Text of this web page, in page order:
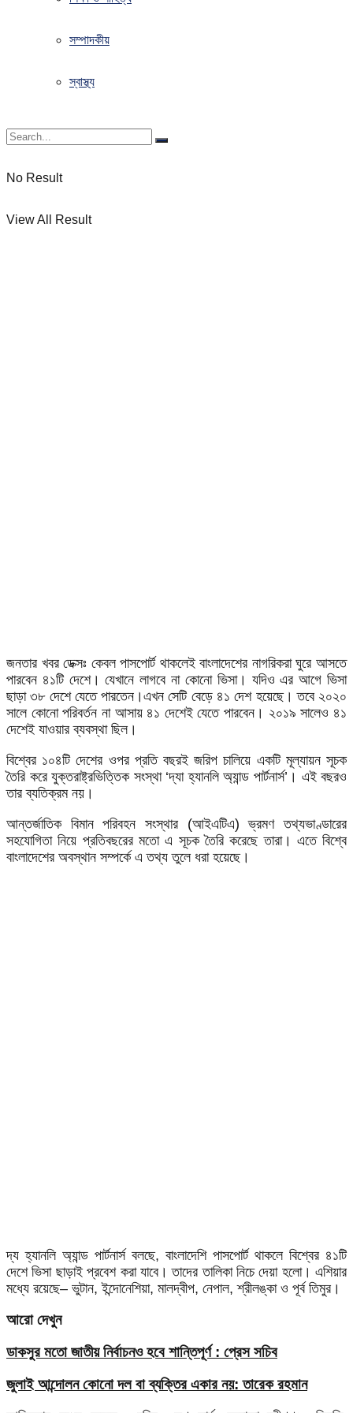
সম্পাদকীয়
স্বাস্থ্য
No Result
View All Result
জনতার খবর ডেক্সঃ কেবল পাসপোর্ট থাকলেই বাংলাদেশের নাগরিকরা ঘুরে আসতে
পারবেন ৪১টি দেশে। যেখানে লাগবে না কোনো ভিসা। যদিও এর আগে ভিসা
ছাড়া ৩৮ দেশে যেতে পারতেন।এখন সেটি বেড়ে ৪১ দেশ হয়েছে। তবে ২০২০
সালে কোনো পরিবর্তন না আসায় ৪১ দেশেই যেতে পারবেন। ২০১৯ সালেও ৪১
দেশেই যাওয়ার ব্যবস্থা ছিল।
বিশ্বের ১০৪টি দেশের ওপর প্রতি বছরই জরিপ চালিয়ে একটি মূল্যায়ন সূচক
তৈরি করে যুক্তরাষ্ট্রভিত্তিক সংস্থা‘দ্যা হ্যানলি অ্যান্ড পার্টনার্স’ । এই বছরও
তার ব্যতিক্রম নয়।
আন্তর্জাতিক বিমান পরিবহন সংস্থার(আইএটিএ)ভ্রমণ তথ্যভাণ্ডারের
সহযোগিতা নিয়ে প্রতিবছরের মতো এ সূচক তৈরি করেছে তারা। এতে বিশ্বে
বাংলাদেশের অবস্থান সম্পর্কে এ তথ্য তুলে ধরা হয়েছে।
দ্য হ্যানলি অ্যান্ড পার্টনার্স বলছে, বাংলাদেশি পাসপোর্ট থাকলে বিশ্বের ৪১টি
দেশে ভিসা ছাড়াই প্রবেশ করা যাবে। তাদের তালিকা নিচে দেয়া হলো।এশিয়ার
মধ্যে রয়েছে– ভুটান,ইন্দোনেশিয়া, মালদ্বীপ, নেপাল,শ্রীলঙ্কা ও পূর্ব তিমুর।
আরো দেখুন
ডাকসুর মতো জাতীয় নির্বাচনও হবে শান্তিপূর্ণ : প্রেস সচিব
জুলাই আন্দোলন কোনো দল বা ব্যক্তির একার নয়: তারেক রহমান